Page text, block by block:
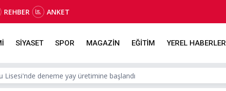
REHBER ANKET
SİYASET SPOR MAGAZİN EĞİTİM YEREL HABERLER
deneme yay üretimine başlandı